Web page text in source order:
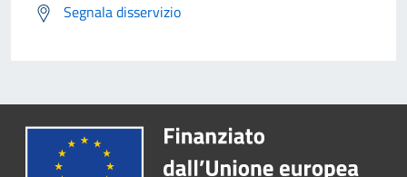
Segnala disservizio